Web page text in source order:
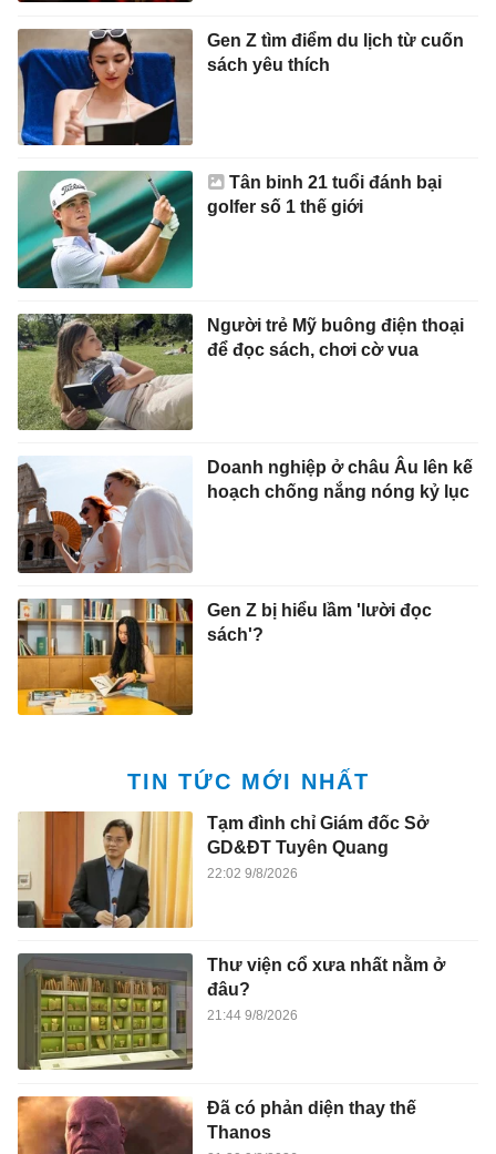
Gen Z tìm điểm du lịch từ cuốn
sách yêu thích
Tân binh 21 tuổi đánh bại
golfer số 1 thế giới
Người trẻ Mỹ buông điện thoại
để đọc sách, chơi cờ vua
Doanh nghiệp ở châu Âu lên kế
hoạch chống nắng nóng kỷ lục
Gen Z bị hiểu lầm 'lười đọc
sách'?
TIN TỨC MỚI NHẤT
Tạm đình chỉ Giám đốc Sở
GD&ĐT Tuyên Quang
22:02 9/8/2026
Thư viện cổ xưa nhất nằm ở
đâu?
21:44 9/8/2026
Đã có phản diện thay thế
Thanos